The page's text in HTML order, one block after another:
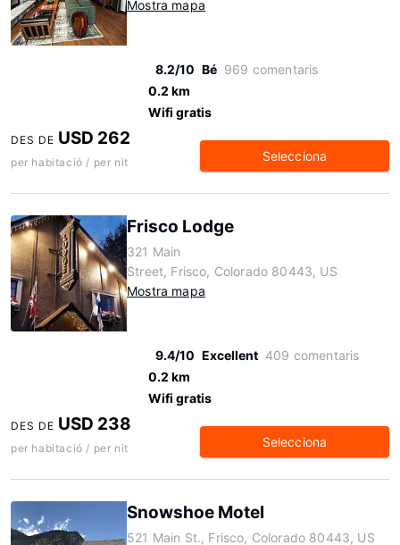
Mostra mapa
8.2/10 Bé 969 comentaris
0.2 km
Wifi gratis
DES DE USD 262
per habitació / per nit Selecciona
Frisco Lodge
321 Main
Street, Frisco, Colorado 80443, US
Mostra mapa
9.4/10 Excellent 409 comentaris
0.2 km
Wifi gratis
DES DE USD 238
per habitació / per nit Selecciona
Snowshoe Motel
521 Main St., Frisco, Colorado 80443, US